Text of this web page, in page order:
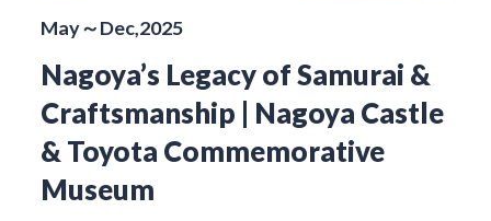
May～Dec,2025
Nagoya’s Legacy of Samurai &
Craftsmanship | Nagoya Castle
& Toyota Commemorative
Museum